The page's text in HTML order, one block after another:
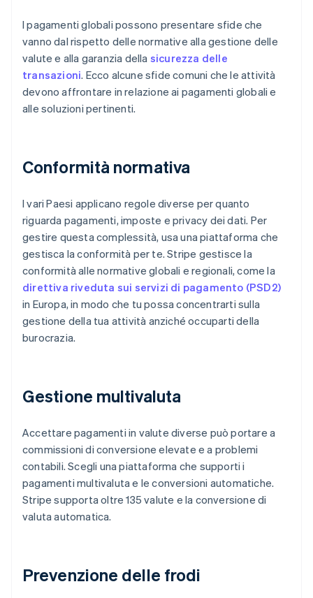
I pagamenti globali possono presentare sfide che
vanno dal rispetto delle normative alla gestione delle
valute e alla garanzia della sicurezza delle
transazioni. Ecco alcune sfide comuni che le attività
devono affrontare in relazione ai pagamenti globali e
alle soluzioni pertinenti.
Conformità normativa
I vari Paesi applicano regole diverse per quanto
riguarda pagamenti, imposte e privacy dei dati. Per
gestire questa complessità, usa una piattaforma che
gestisca la conformità per te. Stripe gestisce la
conformità alle normative globali e regionali, come la
direttiva riveduta sui servizi di pagamento (PSD2)
in Europa, in modo che tu possa concentrarti sulla
gestione della tua attività anziché occuparti della
burocrazia.
Gestione multivaluta
Accettare pagamenti in valute diverse può portare a
commissioni di conversione elevate e a problemi
contabili. Scegli una piattaforma che supporti i
pagamenti multivaluta e le conversioni automatiche.
Stripe supporta oltre 135 valute e la conversione di
valuta automatica.
Prevenzione delle frodi